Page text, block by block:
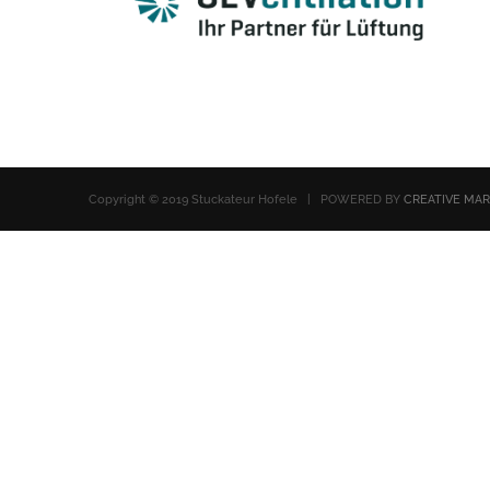
Copyright © 2019 Stuckateur Hofele | POWERED BYCREATIVE